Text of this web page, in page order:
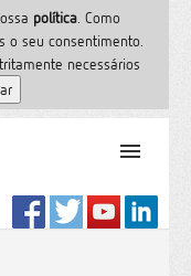
polí­tica. Como
o seu consentimento.
necessários
PT